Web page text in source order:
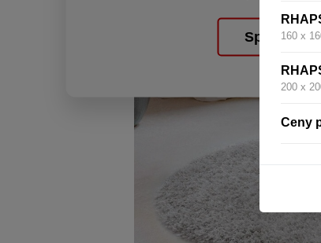
160 x
200 x
Ceny
Spravovat